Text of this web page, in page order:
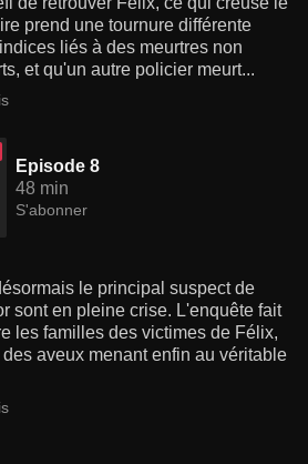
prend une tournure différente
liés à des meurtres non
et qu'un autre policier meurt...
Episode 8
48 min
S'abonner
le principal suspect de
sont en pleine crise. L'enquête fait
les familles des victimes de Félix,
aveux menant enfin au véritable